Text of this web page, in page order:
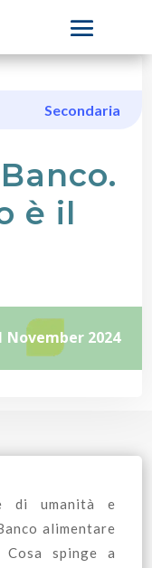
Secondaria
è il
November 2024
di umanità e
alimentare
spinge a